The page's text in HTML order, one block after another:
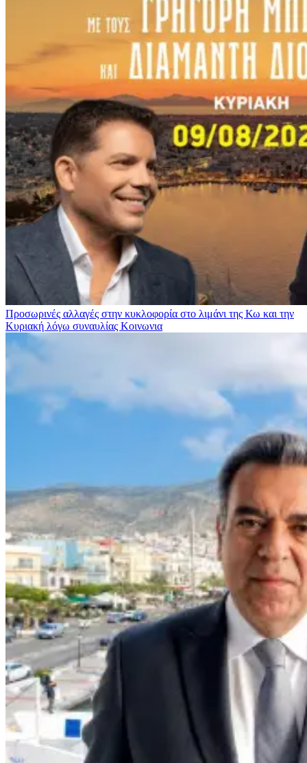
Προσωρινές αλλαγές στην κυκλοφορία στο λιμάνι της Κω και την
Κυριακή λόγω συναυλίας Κοινωνια